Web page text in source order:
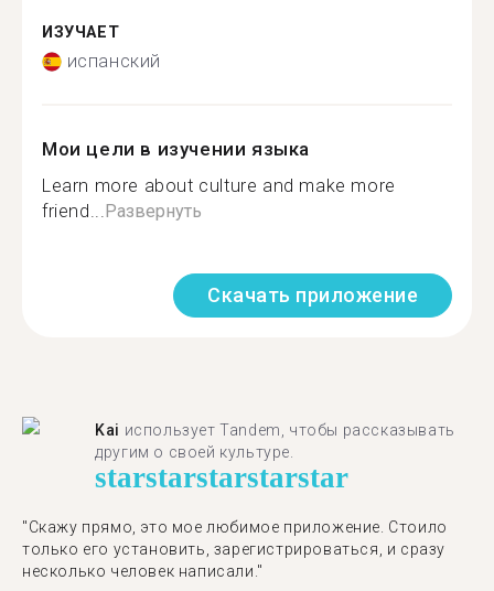
ИЗУЧАЕТ
испанский
Мои цели в изучении языка
Learn more about culture and make more
friend...Развернуть
Скачать приложение
Kai использует Tandem, чтобы рассказывать
другим о своей культуре.
starstarstarstarstar
"Скажу прямо, это мое любимое приложение. Стоило
только его установить, зарегистрироваться, и сразу
несколько человек написали."